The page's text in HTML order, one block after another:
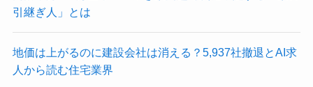
引継ぎ人」とは
地価は上がるのに建設会社は消える？5,937社撤退とAI求
人から読む住宅業界